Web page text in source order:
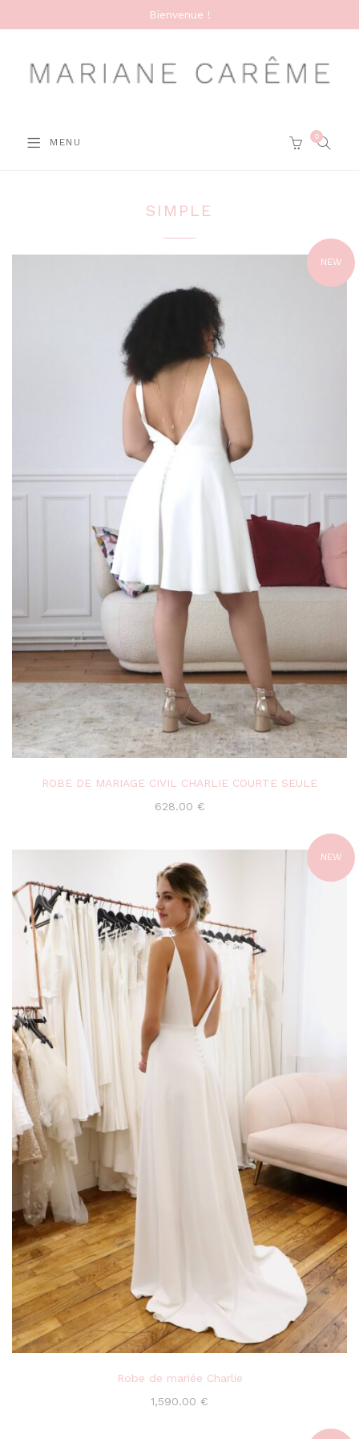
Bienvenue !
MENU
0
SIMPLE
NEW
ROBE DE MARIAGE CIVIL CHARLIE COURTE SEULE
628.00 €
NEW
Robe de mariée Charlie
1,590.00 €